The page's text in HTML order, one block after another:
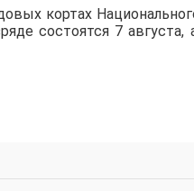
кортах
состоятся 7 августа,